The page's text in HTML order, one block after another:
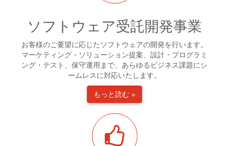
ソフトウェア受託開発事業
お客様のご要望に応じたソフトウェアの開発を行います。
マーケティング・ソリューション提案、設計・プログラミ
ング・テスト、保守運用まで、あらゆるビジネス課題にシ
ームレスに対応いたします。
もっと読む »